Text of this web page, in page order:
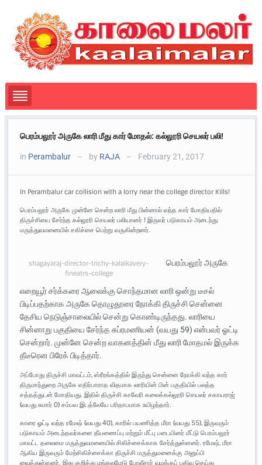
பெரம்பலூர் அருகே லாரி மீது கார் மோதல்: கல்லூரி செயலர் பலி!
in Perambalur — by RAJA — February 21, 2017
In Perambalur car collision with a lorry near the college director Kills!
பெரம்பலூர் அருகே முன்னே சென்ற லாரி மீது பின்னால் வந்த கார் மோதியதில்
திருச்சியை சேர்ந்த கல்லூரி செயலர் பலியானர் ! இருவர் படுகாயம் அடைந்து
மருத்துவமனையில் சகிச்சை பெற்று வருகின்றனர்.
shagayaraj-director-trichy-kalaikavery-
fineatrs-college
பெரம்பலூர் அருகே
எறையூர் சர்க்கரை ஆலைக்கு சொந்தமான லாரி ஒன்று டீசல்
பிடிப்பதற்காக அருகே தொழுதூரை நோக்கி திருச்சி சென்னை
தேசிய நெடுஞ்சாலையில் சென்று கொண்டிருந்தது. லாரியை
சின்னாறு பகுதியை சேர்ந்த சுப்ரமணியன் (வயது 59) என்பவர் ஓட்டி
சென்றார். முன்னே சென்ற வாகனத்தின் மீது லாரி மோதமல் இருக்க
தீடீரென பிரேக் பிடித்தார்.
அப்போது திருச்சி மாவட்டம், ஸ்ரீரங்கத்தில் இருந்து சென்னை நோக்கி வந்த கார்
திருமாந்துறை அருகே எதிர்பாராத விதமாக லாரியின் பின் பகுதியில் பலத்த
சத்தத்துடன் மோதியது. இதில் திருச்சி காவேரி கலைக்கல்லூரி செயலர் சகாயராஜ்
(வயது சுமார் 0) சம்பவ இடத்லேயே பரிதாபமாக உயிழந்தார்.
காரை ஓட்டி வந்த ரமேஷ் (வயது 40), காரில் பயணித்த மீரா (வயது 55), இருவரும்
படுகாயம் அடைந்தவர்களை தீயணைப்பு மற்றும் மீட்பு படையினர் மீட்டு பெரம்பலூர்
மாவட்ட தலைமை மருத்துவமனையில் சிகிச்சைக்காக சேர்த்துள்ளனர். ரமேஷ், மீரா
ஆகிய இருவரும் மேற்சிகிச்சைக்கா திருச்சி மருத்துமனைக்கு அனுப்பி
வைத்துள்ளனர். இது குறித்து மங்கலமேடு போலீசார் வழக்குப் பதிவு செய்து